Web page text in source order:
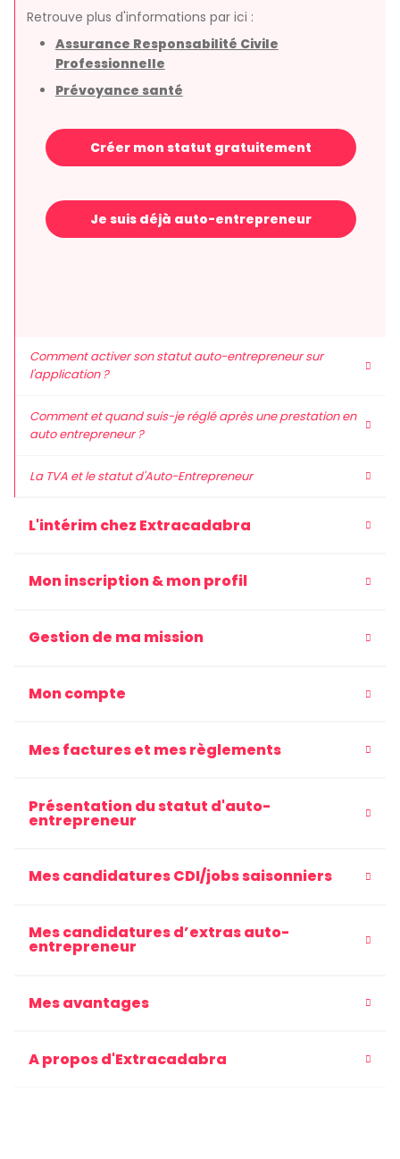
Retrouve plus d'informations par ici :
Assurance Responsabilité Civile
Professionnelle
Prévoyance santé
Créer mon statut gratuitement
Je suis déjà auto-entrepreneur
Comment activer son statut auto-entrepreneur sur
l'application ?
Comment et quand suis-je réglé après une prestation en
auto entrepreneur ?
La TVA et le statut d'Auto-Entrepreneur
L'intérim chez Extracadabra
Mon inscription & mon profil
Gestion de ma mission
Mon compte
Mes factures et mes règlements
Présentation du statut d'auto-
entrepreneur
Mes candidatures CDI/jobs saisonniers
Mes candidatures d’extras auto-
entrepreneur
Mes avantages
A propos d'Extracadabra